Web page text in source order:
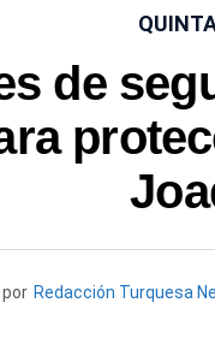
de
Redacción Turquesa